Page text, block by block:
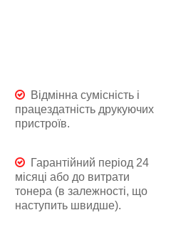
Відмінна сумісність і
працездатність друкуючих
пристроїв.
Гарантійний період 24
місяці або до витрати
тонера (в залежності, що
наступить швидше).